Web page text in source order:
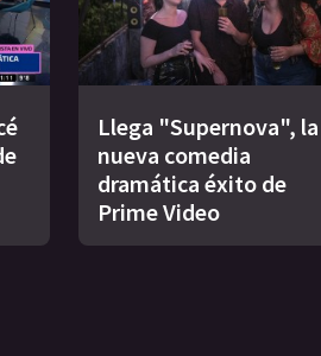
Llega "Supernova", la
nueva comedia
dramática éxito de
Prime Video